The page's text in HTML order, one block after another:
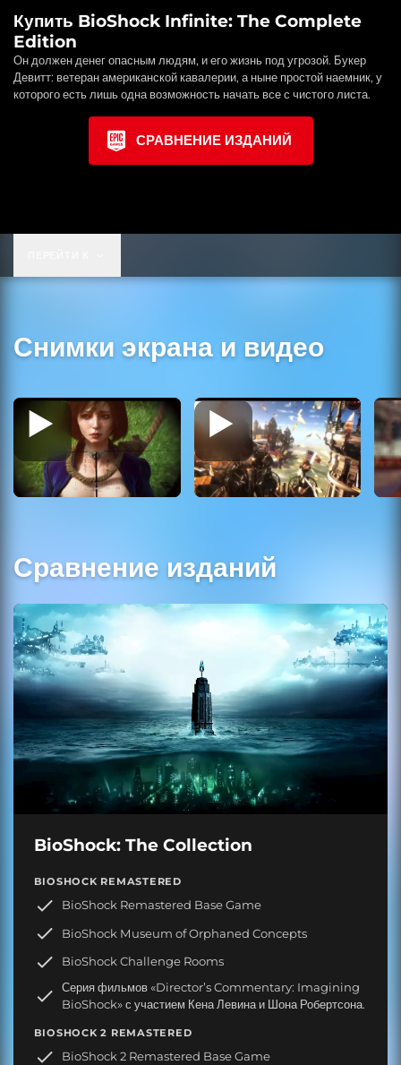
Купить BioShock Infinite: The Complete
Edition
Он должен денег опасным людям, и его жизнь под угрозой. Букер
Девитт: ветеран американской кавалерии, а ныне простой наемник, у
которого есть лишь одна возможность начать все с чистого листа.
СРАВНЕНИЕ ИЗДАНИЙ
Снимки экрана и видео
Сравнение изданий
BioShock: The Collection
BIOSHOCK REMASTERED
BioShock Remastered Base Game
BioShock Museum of Orphaned Concepts
BioShock Challenge Rooms
Серия фильмов «Director’s Commentary: Imagining
BioShock» с участием Кена Левина и Шона Робертсона.
BIOSHOCK 2 REMASTERED
BioShock 2 Remastered Base Game